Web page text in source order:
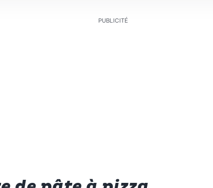
PUBLICITÉ